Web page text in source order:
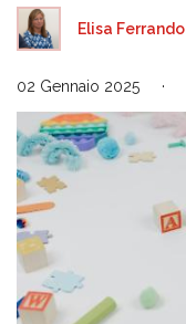
Elisa Ferrando
02 Gennaio 2025